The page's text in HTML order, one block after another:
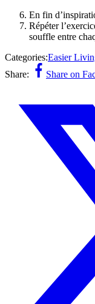
En fin
Répéter
souffle entre
Categories:Easier
Share:
Share on